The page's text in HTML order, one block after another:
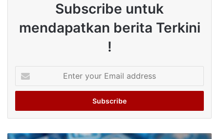
Subscribe untuk
mendapatkan berita Terkini
!
your
Email